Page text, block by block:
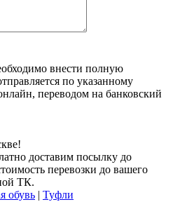
внести полную
по указанному
переводом на банковский
доставим посылку до
перевозки до вашего
ТК.
обувь | Туфли